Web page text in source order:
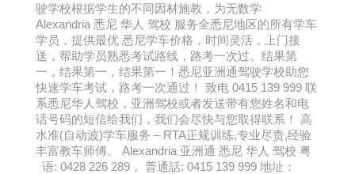
驶学校根据学生的不同因材施教，为无数学
Alexandria 悉尼 华人 驾校 服务全悉尼地区的所有学车
学员，提供最优 悉尼学车价格，时间灵活，上门接
送，帮助学员熟悉考试路线，路考一次过。结果第
一，结果第一，结果第一！悉尼亚洲通驾驶学校助您
快速学车考试，路考一次通过！ 致电 0415 139 999 联
系悉尼华人驾校，亚洲驾校或者发送带有您姓名和电
话号码的短信给我们，我们会尽快与您取得联系！ 高
水准(自动波)学车服务 – RTA正规训练,专业尽责,经验
丰富教车师傅。 Alexandria 亚洲通 悉尼 华人 驾校 粤
语: 0428 226 289， 普通話: 0415 139 999 地址：